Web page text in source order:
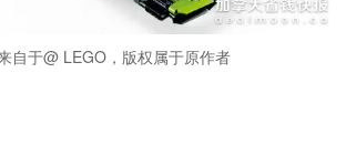
自于@ LEGO，版权属于原作者